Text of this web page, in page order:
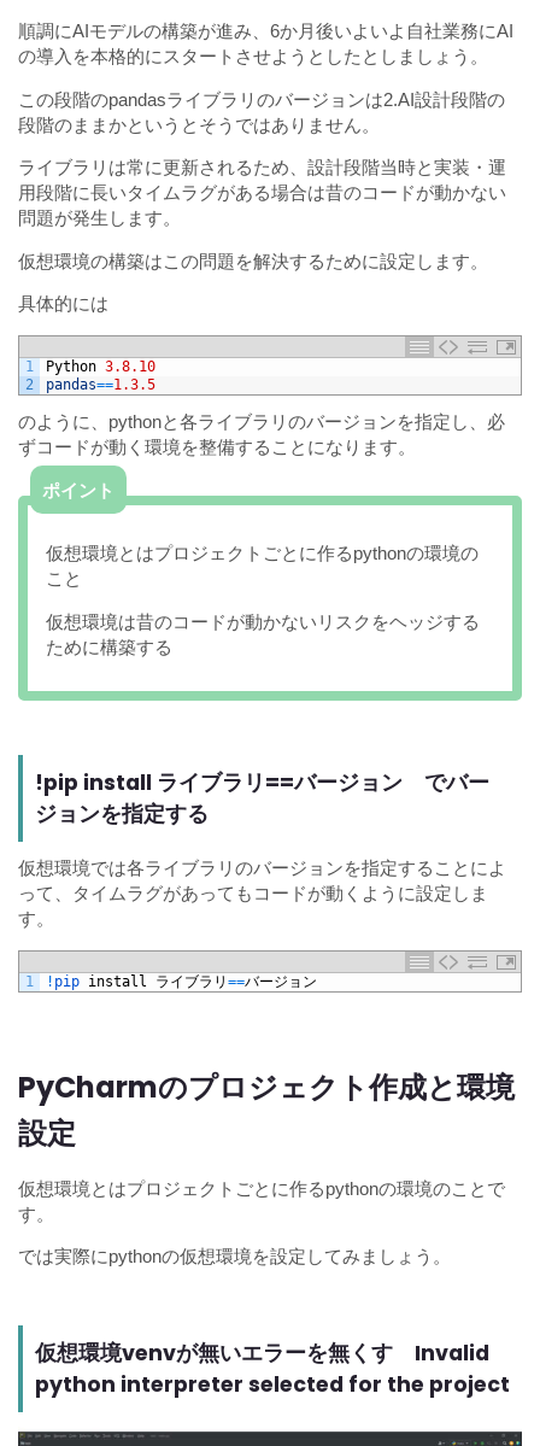
順調にAIモデルの構築が進み、6か月後いよいよ自社業務にAI
の導入を本格的にスタートさせようとしたとしましょう。
この段階のpandasライブラリのバージョンは2.AI設計段階の
段階のままかというとそうではありません。
ライブラリは常に更新されるため、設計段階当時と実装・運
用段階に長いタイムラグがある場合は昔のコードが動かない
問題が発生します。
仮想環境の構築はこの問題を解決するために設定します。
具体的には
1
2
Python 3.8.10
pandas==1.3.5
のように、pythonと各ライブラリのバージョンを指定し、必
ずコードが動く環境を整備することになります。
ポイント
仮想環境とはプロジェクトごとに作るpythonの環境の
こと
仮想環境は昔のコードが動かないリスクをヘッジする
ために構築する
!pip install ライブラリ==バージョン でバー
ジョンを指定する
仮想環境では各ライブラリのバージョンを指定することによ
って、タイムラグがあってもコードが動くように設定しま
す。
1 ! pip install ライブラリ ==バージョン
PyCharmのプロジェクト作成と環境
設定
仮想環境とはプロジェクトごとに作るpythonの環境のことで
す。
では実際にpythonの仮想環境を設定してみましょう。
仮想環境venvが無いエラーを無くす Invalid
python interpreter selected for the project